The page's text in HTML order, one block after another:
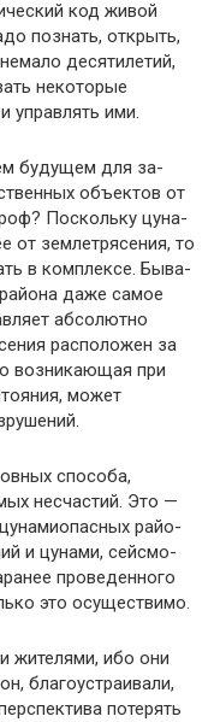
код живой
познать, открыть,
десятилетий,
некоторые
управлять ими.
будущем для за­
объектов от
Поскольку цуна­
от землетрясения, то
в комплексе. Быва­
даже самое
абсолютно
расположен за
возникающая при
может
способа,
несчастий. Это —
райо­
и цунами, сейсмо­
проведенного
это осущест­вимо.
жителями, ибо они
благоустраивали,
потерять